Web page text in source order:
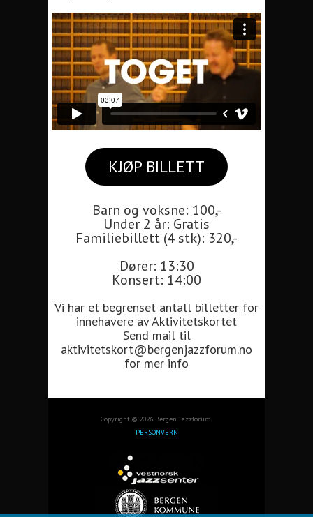
KJØP BILLETT
Barn og voksne: 100,-
Under 2 år: Gratis
Familiebillett (4 stk): 320,-
Dører: 13:30
Konsert: 14:00
Vi har et begrenset antall billetter for
innehavere av Aktivitetskortet
Send mail til
aktivitetskort@bergenjazzforum.no
for mer info
Copyright © 2026 Bergen Jazzforum.
PERSONVERN